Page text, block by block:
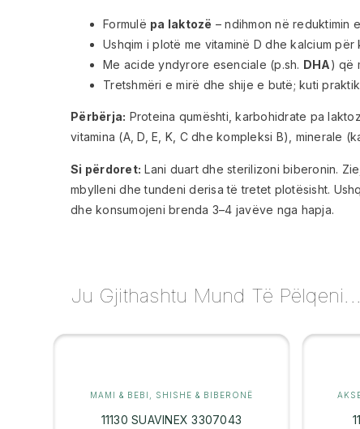
Formulë pa laktozë – ndihmon në reduktimin
Ushqim i plotë me vitaminë D dhe kalcium
Me acide yndyrore esenciale (p.sh. DHA) që
Tretshmëri e mirë dhe shije e butë; kuti
Përbërja: Proteina qumështi, karbohidrate pa
vitamina (A, D, E, K, C dhe kompleksi B), minerale
Si përdoret: Lani duart dhe sterilizoni biberonin.
mbylleni dhe tundeni derisa të tretet plotësisht.
dhe konsumojeni brenda 3–4 javëve nga hapja.
Ju Gjithashtu Mund Të Pëlqeni...
MAMI & BEBI SHISHE & BIBERONË
11130 SUAVINEX 3307043